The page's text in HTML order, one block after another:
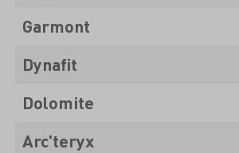
Garmont
Dynafit
Dolomite
Arc'teryx